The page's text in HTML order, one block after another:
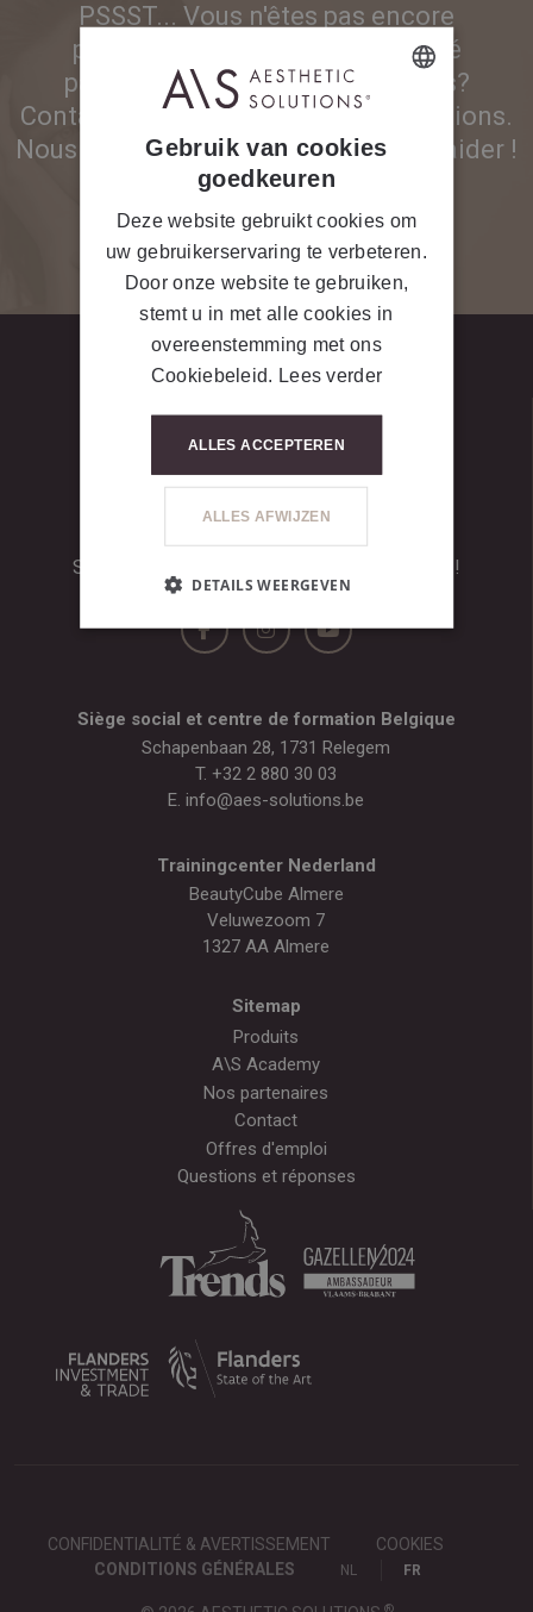
PSSST... Vous n'êtes pas encore
partenaire et vous êtes intéressé
par nos produits ou nos appareils?
Contactez-nous pour plus d'informations.
Nous nous ferons un plaisir de vous aider !
CONTACTEZ-NOUS
Suivez-nous pour plus de conseils de beauté !
Siège social et centre de formation Belgique
Schapenbaan 28, 1731 Relegem
T. +32 2 880 30 03
E. info@aes-solutions.be
Trainingcenter Nederland
BeautyCube Almere
Veluwezoom 7
1327 AA Almere
Sitemap
Produits
A\S Academy
Nos partenaires
Contact
Offres d'emploi
Questions et réponses
CONFIDENTIALITÉ & AVERTISSEMENT
COOKIES
CONDITIONS GÉNÉRALES
NL FR
®
FRENCH
Gebruik van cookies
goedkeuren
Deze website gebruikt cookies om
uw gebruikerservaring te verbeteren.
Door onze website te gebruiken,
stemt u in met alle cookies in
overeenstemming met ons
Cookiebeleid.
Lees verder
ALLES ACCEPTEREN
ALLES AFWIJZEN
DETAILS WEERGEVEN